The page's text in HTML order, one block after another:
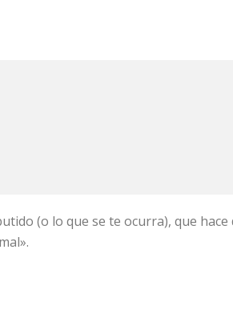
(o lo que se te ocurra), que hace